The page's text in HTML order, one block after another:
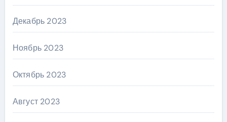
Декабрь 2023
Ноябрь 2023
Октябрь 2023
Август 2023